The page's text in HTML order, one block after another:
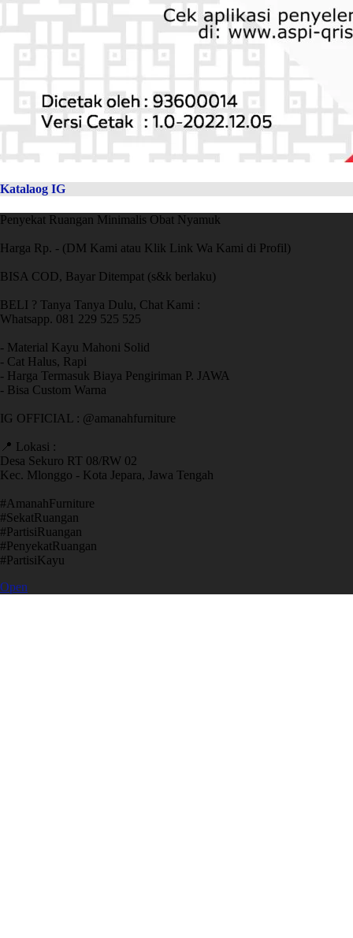
Katalaog IG
Penyekat Ruangan Minimalis Obat Nyamuk
Harga Rp. - (DM Kami atau Klik Link Wa Kami di Profil)
BISA COD, Bayar Ditempat (s&k berlaku)
BELI ? Tanya Tanya Dulu, Chat Kami :
Whatsapp. 081 229 525 525
- Material Kayu Mahoni Solid
- Cat Halus, Rapi
- Harga Termasuk Biaya Pengiriman P. JAWA
- Bisa Custom Warna
IG OFFICIAL : @amanahfurniture
📍 Lokasi :
Desa Sekuro RT 08/RW 02
Kec. Mlonggo - Kota Jepara, Jawa Tengah
​#AmanahFurniture
​#SekatRuangan
​#PartisiRuangan
​#PenyekatRuangan
​#PartisiKayu
Open